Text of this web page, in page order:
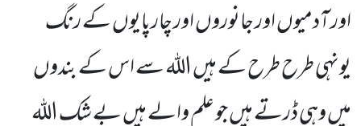
اور آدمیوں اور جانوروں اور چارپایوں کے رنگ
یونہی طرح طرح کے ہیں اللہ سے اس کے بندوں
میں وہی ڈرتے ہیں جو علم والے ہیں بے شک اللہ